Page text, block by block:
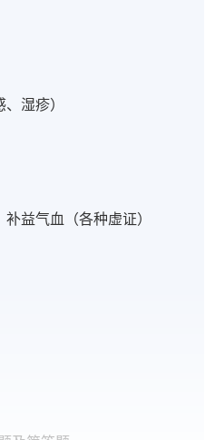
湿疹）
益气血（各种虚证）